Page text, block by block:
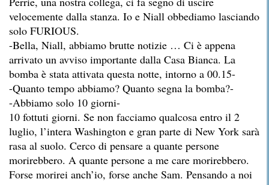
velocemente dalla stanza. Io e Niall obbediamo lasciando
solo FURIOUS.
-Bella, Niall, abbiamo brutte notizie … Ci è appena
arrivato un avviso importante dalla Casa Bianca. La
bomba è stata attivata questa notte, intorno a 00.15-
-Quanto tempo abbiamo? Quanto segna la bomba?-
-Abbiamo solo 10 giorni-
10 fottuti giorni. Se non facciamo qualcosa entro il 2
luglio, l’intera Washington e gran parte di New York sarà
rasa al suolo. Cerco di pensare a quante persone
morirebbero. A quante persone a me care morirebbero.
Forse morirei anch’io, forse anche Sam. Pensando a noi